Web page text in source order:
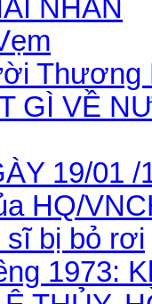
NHÂN
Thương
GÌ VỀ
19/01
HQ/
sĩ bị bỏ rơi
1973: